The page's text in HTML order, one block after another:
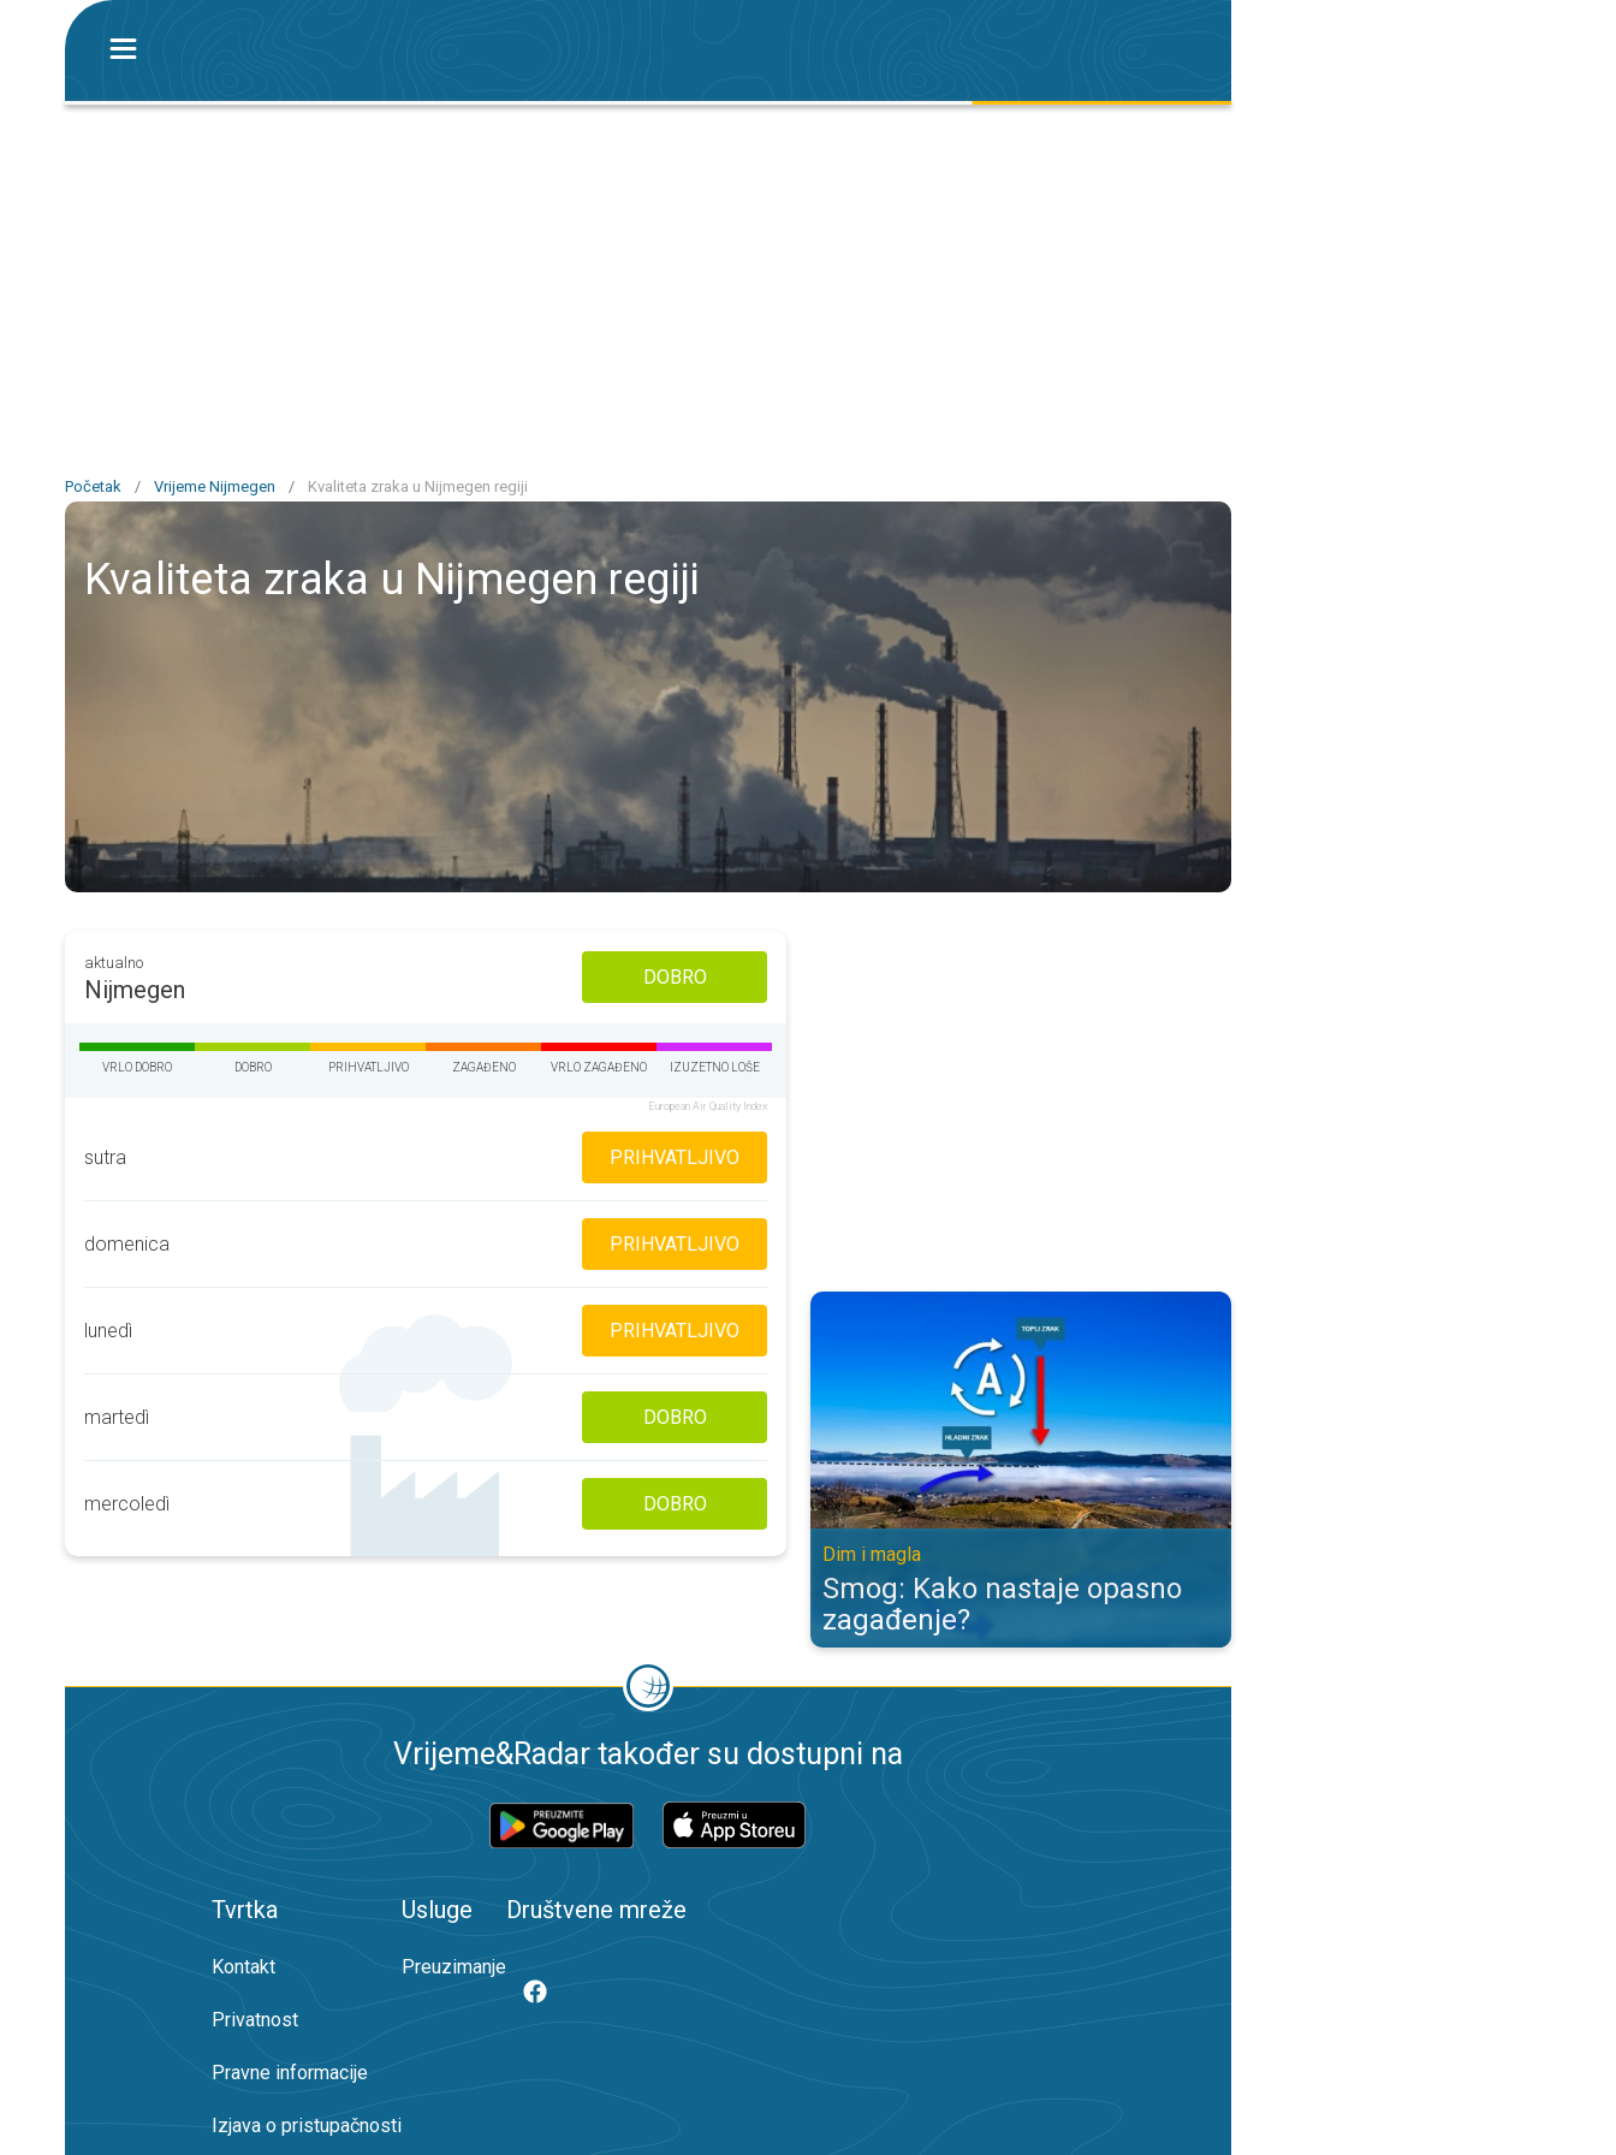
Početak / Vrijeme Nijmegen / Kvaliteta zraka u Nijmegen regiji
Kvaliteta zraka u Nijmegen regiji
aktualno
Nijmegen DOBRO
VRLO DOBRO DOBRO PRIHVATLJIVO ZAGAĐENO VRLO ZAGAĐENO IZUZETNO LOŠE
European Air Quality Index
sutra PRIHVATLJIVO
domenica PRIHVATLJIVO
lunedì PRIHVATLJIVO
martedì DOBRO
mercoledì DOBRO
Smog: Kako nastaje opasno zagađenje?. Dim i magla. . .
Dim i magla
Smog: Kako nastaje opasno
zagađenje?
Vrijeme&Radar također su dostupni na
Tvrtka
Kontakt
Privatnost
Pravne informacije
Izjava o pristupačnosti
Usluge
Preuzimanje
Društvene mreže